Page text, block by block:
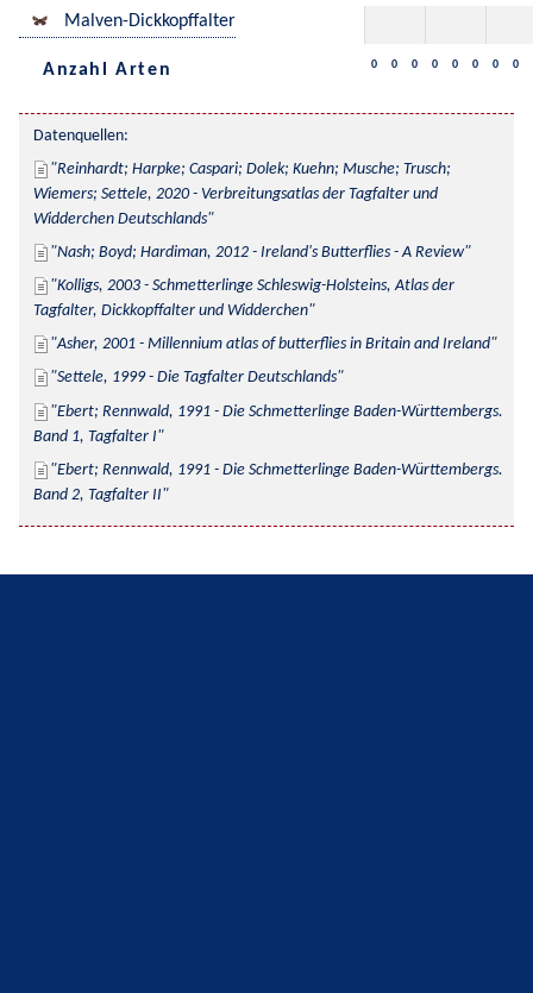
Malven-Dickkopffalter
Anzahl Arten 0 0 0 0 0 0 0 0
Datenquellen:
Reinhardt; Harpke; Caspari; Dolek; Kuehn; Musche; Trusch;
Wiemers; Settele, 2020 - Verbreitungsatlas der Tagfalter und
Widderchen Deutschlands
Nash; Boyd; Hardiman, 2012 - Ireland's Butterflies - A Review
Kolligs, 2003 - Schmetterlinge Schleswig-Holsteins, Atlas der
Tagfalter, Dickkopffalter und Widderchen
Asher, 2001 - Millennium atlas of butterflies in Britain and Ireland
Settele, 1999 - Die Tagfalter Deutschlands
Ebert; Rennwald, 1991 - Die Schmetterlinge Baden-Württembergs.
Band 1, Tagfalter I
Ebert; Rennwald, 1991 - Die Schmetterlinge Baden-Württembergs.
Band 2, Tagfalter II